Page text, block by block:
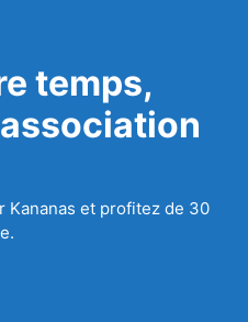
temps,
et profitez de 30